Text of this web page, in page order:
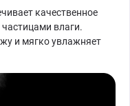
качественное
влаги.
и мягко увлажняет